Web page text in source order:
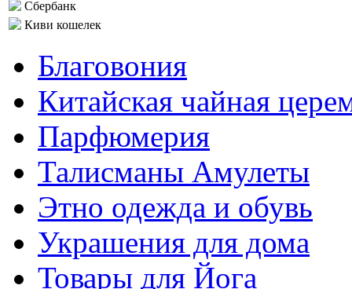
Сбербанк
Киви кошелек
Благовония
Китайская чайная
Парфюмерия
Талисманы Амулеты
Этно одежда и обувь
Украшения для дома
Товары для Йога